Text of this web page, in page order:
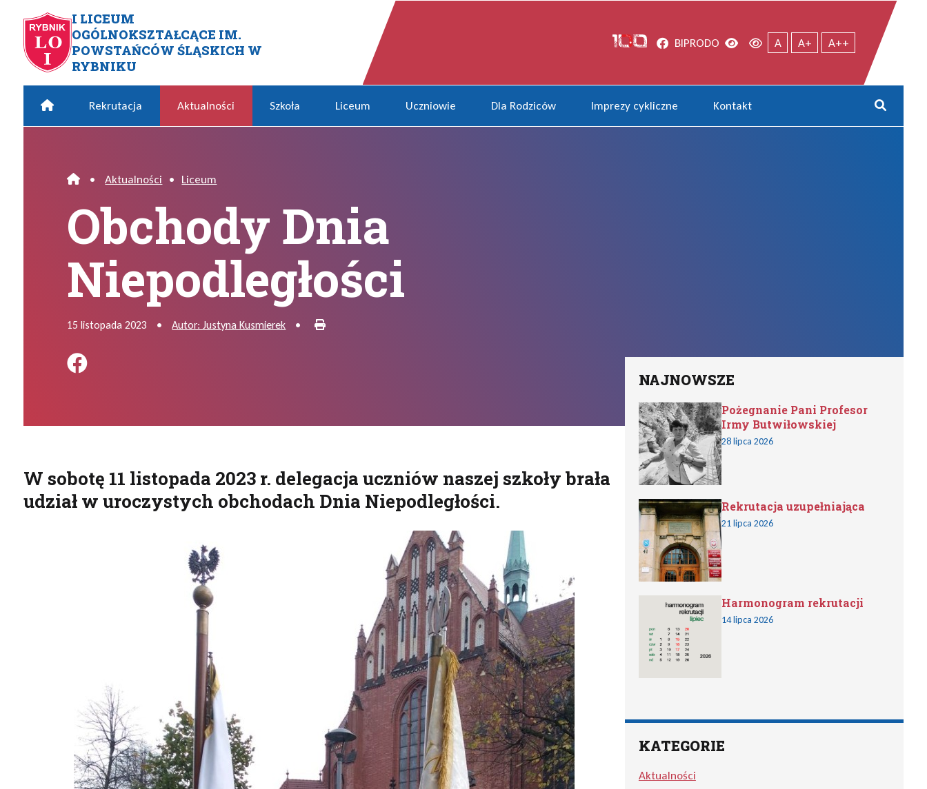
Przejdź do menu głównego
Przejdź do menu dodatkowego
Przejdź do treści
Mapa serwisu
I LICEUM
OGÓLNOKSZTAŁCĄCE IM.
POWSTAŃCÓW ŚLĄSKICH W
RYBNIKU
Obchody Dnia Niepodległości
Facebook
BIPRODO Wersja kontrastowa
Wersja domyślna
A A+ A++
Home Rekrutacja Aktualności Szkoła Liceum Uczniowie Dla Rodziców Imprezy cykliczne Kontakt
Home
• Aktualności • Liceum
Obchody Dnia
Niepodległości
15 listopada 2023 • Autor: Justyna Kusmierek • Drukuj
Podziel się na FB
W sobotę 11 listopada 2023 r. delegacja uczniów naszej szkoły brała
udział w uroczystych obchodach Dnia Niepodległości.
NAJNOWSZE
Pożegnanie Pani Profesor
Irmy Butwiłowskiej
28 lipca 2026
Rekrutacja uzupełniająca
21 lipca 2026
Harmonogram rekrutacji
14 lipca 2026
KATEGORIE
Aktualności